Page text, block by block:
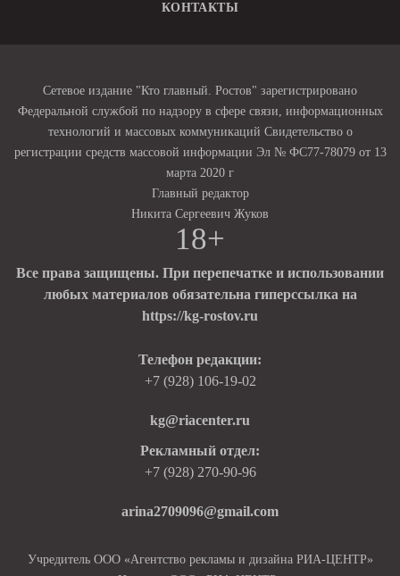
КОНТАКТЫ
Сетевое издание "Кто главный. Ростов" зарегистрировано
Федеральной службой по надзору в сфере связи, информационных
технологий и массовых коммуникаций Свидетельство о
регистрации средств массовой информации Эл № ФС77-78079 от 13
марта 2020 г
Главный редактор
Никита Сергеевич Жуков
18+
Все права защищены. При перепечатке и использовании
любых материалов обязательна гиперссылка на
https://kg-rostov.ru
Телефон редакции:
+7 (928) 106-19-02
kg@riacenter.ru
Рекламный отдел:
+7 (928) 270-90-96
arina2709096@gmail.com
Учредитель ООО «Агентство рекламы и дизайна РИА-ЦЕНТР»